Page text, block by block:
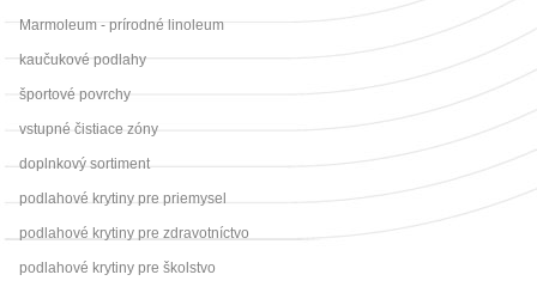
Marmoleum - prírodné linoleum
kaučukové podlahy
športové povrchy
vstupné čistiace zóny
doplnkový sortiment
podlahové krytiny pre priemysel
podlahové krytiny pre zdravotníctvo
podlahové krytiny pre školstvo